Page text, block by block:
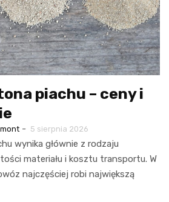
piachu – ceny i
- 5 sierpnia 2026
wynika głównie z rodzaju
materiału i kosztu transportu. W
najczęściej robi największą